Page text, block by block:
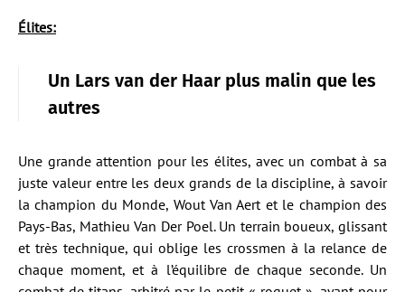
Élites:
Un Lars van der Haar plus malin que les
autres
Une grande attention pour les élites, avec un combat à sa
juste valeur entre les deux grands de la discipline, à savoir
la champion du Monde, Wout Van Aert et le champion des
Pays-Bas, Mathieu Van Der Poel. Un terrain boueux, glissant
et très technique, qui oblige les crossmen à la relance de
chaque moment, et à l’équilibre de chaque seconde. Un